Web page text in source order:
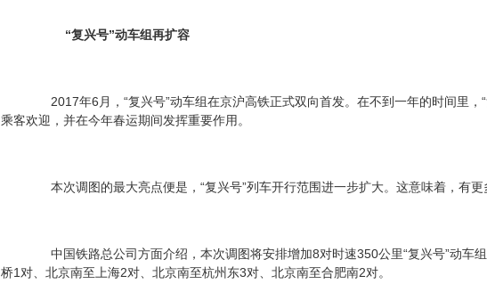
“复兴号”动车组再扩容
2017年6月，“复兴号”动车组在京沪高铁正式双向首发。在不到一年的时间里，
乘客欢迎，并在今年春运期间发挥重要作用。
本次调图的最大亮点便是，“复兴号”列车开行范围进一步扩大。这意味着，有更
中国铁路总公司方面介绍，本次调图将安排增加8对时速350公里“复兴号”动车
桥1对、北京南至上海2对、北京南至杭州东3对、北京南至合肥南2对。